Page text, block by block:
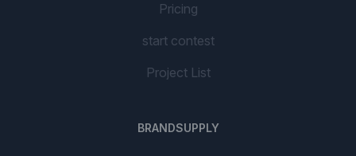
Pricing
start contest
Project List
BRANDSUPPLY